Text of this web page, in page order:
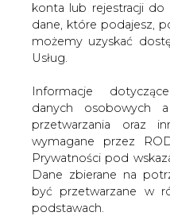
konta lub rejestracji do
dane, które podajesz,
możemy uzyskać
Usług.
Informacje
danych osobowych
przetwarzania oraz
wymagane przez
Prywatności pod
Dane zbierane na
być przetwarzane w
podstawach.
Strona główna
SERWIS
Orlen nowym
2019-10-18 00:00
Orlen nowym
Ekstraklasy